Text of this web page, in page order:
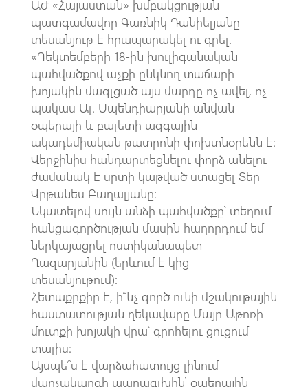
ԱԺ «Հայաստան» խմբակցության
պատգամավոր Գառնիկ Դանիելյանը
տեսանյութ է հրապարակել ու գրել.
«Դեկտեմբերի 18-ին խուլիգանական
պահվածքով աչքի ընկնող տաճարի
խոյակին մագլցած այս մարդը ոչ ավել, ոչ
պակաս Ալ. Սպենդիարյանի անվան
օպերայի և բալետի ազգային
ակադեմիական թատրոնի փոխտնօրենն է:
Վերջինիս հանդարտեցնելու փորձ անելու
ժամանակ է սրտի կաթված ստացել Տեր
Վրթանես Բաղալյանը:
Նկատելով սույն անձի պահվածքը՝ տեղում
հանցագործության մասին հաղորդում եմ
ներկայացրել ոստիկանապետ
Ղազարյանին (երևում է կից
տեսանյութում):
Հետաքրքիր է, ի՞նչ գործ ունի մշակութային
հաստատության ղեկավարը Մայր Աթոռի
մուտքի խոյակի վրա՝ գրոհելու ցուցում
տալիս:
Այսպե՞ս է վարձահատույց լինում
վարչակարգի պարագլխին՝ օպերային